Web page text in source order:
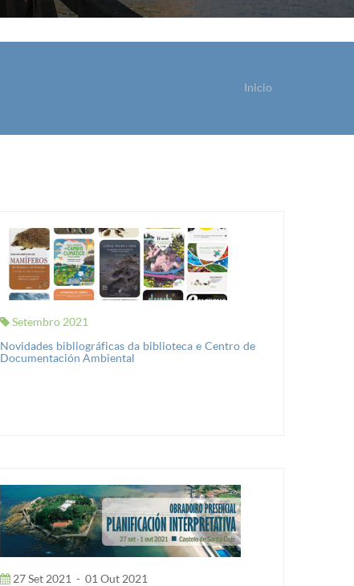
Inicio
Setembro 2021
Novidades bibliográficas da biblioteca e Centro de
Documentación Ambiental
27 Set 2021 - 01 Out 2021